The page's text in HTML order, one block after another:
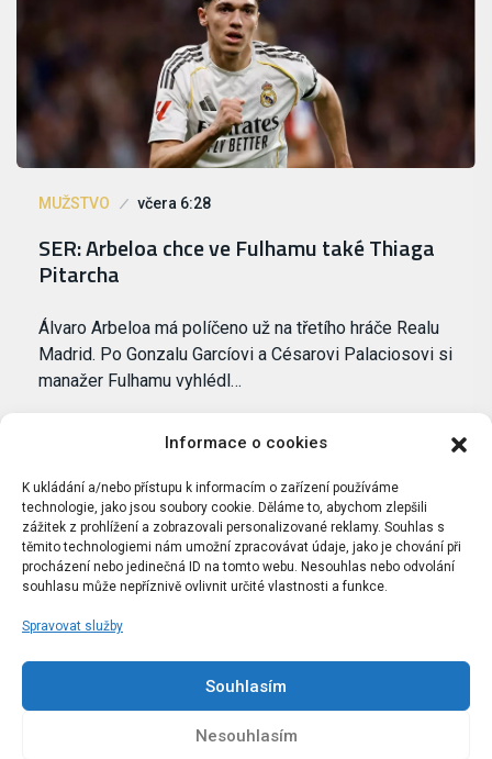
Informace o cookies
K ukládání a/nebo přístupu k informacím o zařízení používáme
technologie, jako jsou soubory cookie. Děláme to, abychom zlepšili
zážitek z prohlížení a zobrazovali personalizované reklamy. Souhlas s
těmito technologiemi nám umožní zpracovávat údaje, jako je chování při
procházení nebo jedinečná ID na tomto webu. Nesouhlas nebo odvolání
souhlasu může nepříznivě ovlivnit určité vlastnosti a funkce.
Spravovat služby
Souhlasím
Nesouhlasím
MUŽSTVO včera 6:28
SER: Arbeloa chce ve Fulhamu také Thiaga
Pitarcha
Álvaro Arbeloa má políčeno už na třetího hráče Realu
Madrid. Po Gonzalu Garcíovi a Césarovi Palaciosovi si
manažer Fulhamu vyhlédl…